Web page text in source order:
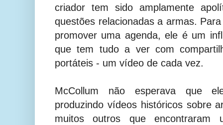
criador tem sido amplamente
questões relacionadas a armas.
promover uma agenda, ele é um
que tem tudo a ver com
portáteis - um vídeo de cada vez.
McCollum não esperava que
produzindo vídeos históricos sobre
muitos outros que encontraram